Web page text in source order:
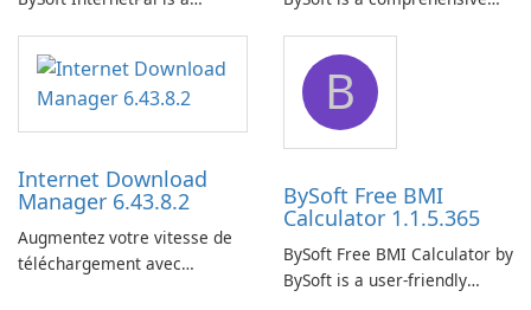
application designed to
monitor your internet
connection and provide real-
time insights into its
designed to help businesses
effectively manage their
network infrastructure.
Internet Download
Manager 6.43.8.2
Augmentez votre vitesse de
téléchargement avec
B
BySoft Free BMI
Calculator 1.1.5.365
BySoft Free BMI Calculator by
BySoft is a user-friendly